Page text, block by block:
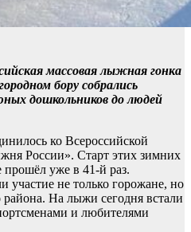
массовая лыжная гонка
бору собрались
дошкольников до людей
ко Всероссийской
России». Старт этих зимних
прошёл уже в 41-й раз.
участие не только горожане, но
На лыжи сегодня встали
и любителями